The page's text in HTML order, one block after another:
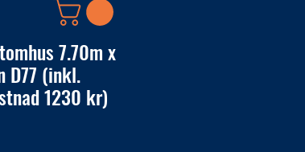
7.70m x
D77 (inkl.
1230 kr)